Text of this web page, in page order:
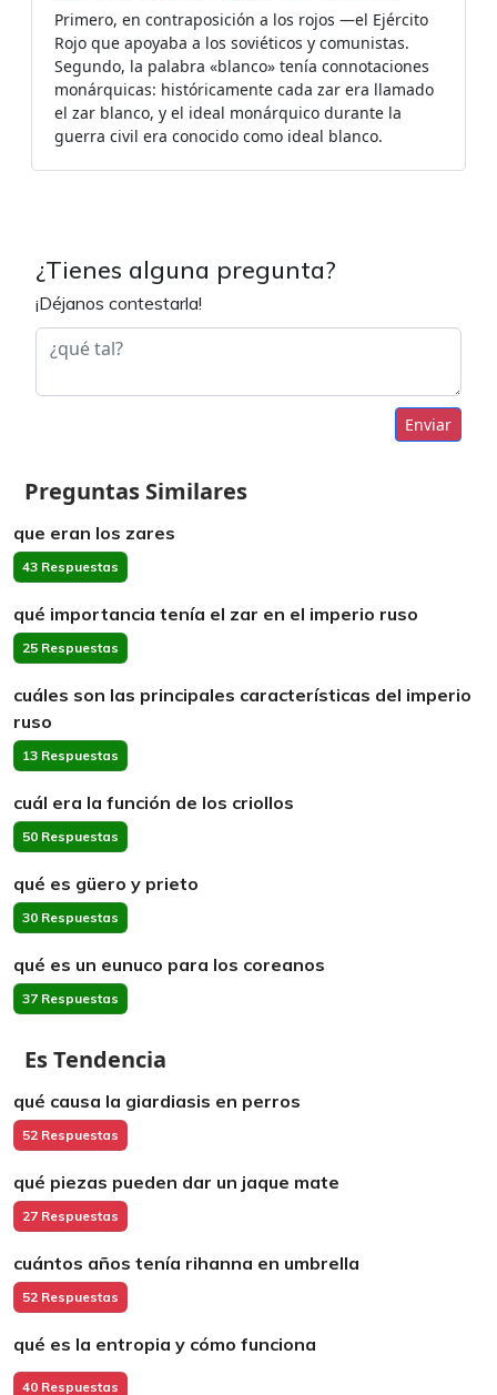
Primero, en contraposición a los rojos —el Ejército
Rojo que apoyaba a los soviéticos y comunistas.
Segundo, la palabra «blanco» tenía connotaciones
monárquicas: históricamente cada zar era llamado
el zar blanco, y el ideal monárquico durante la
guerra civil era conocido como ideal blanco.
¿Tienes alguna pregunta?
¡Déjanos contestarla!
Enviar
Preguntas Similares
que eran los zares
43 Respuestas
qué importancia tenía el zar en el imperio ruso
25 Respuestas
cuáles son las principales características del imperio
ruso
13 Respuestas
cuál era la función de los criollos
50 Respuestas
qué es güero y prieto
30 Respuestas
qué es un eunuco para los coreanos
37 Respuestas
Es Tendencia
qué causa la giardiasis en perros
52 Respuestas
qué piezas pueden dar un jaque mate
27 Respuestas
cuántos años tenía rihanna en umbrella
52 Respuestas
qué es la entropia y cómo funciona
40 Respuestas